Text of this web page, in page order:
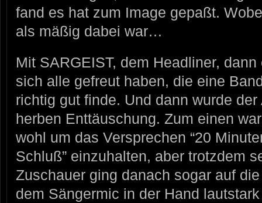
fand es hat zum Image gepaßt.
als mäßig dabei war…
Mit SARGEIST, dem Headliner,
sich alle gefreut haben, die eine
richtig gut finde. Und dann wurde
herben Enttäuschung. Zum einen
wohl um das Versprechen “20
Schluß” einzuhalten, aber trotzdem
Zuschauer ging danach sogar auf
dem Sängermic in der Hand